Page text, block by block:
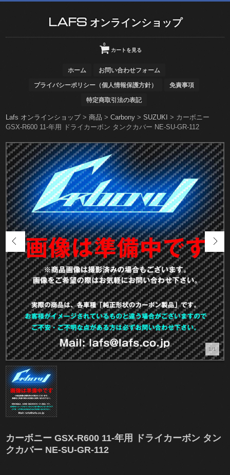
LAFS オンラインショップ
カートを見る
0
ホーム お問い合わせフォーム
プライバシーポリシー（個人情報保護方針） 免責事項
特定商取引法の表記
Lafs オンラインショップ>商品 >Carbony >SUZUKI > カーボニー
GSX-R600 11-年用 ドライカーボン タンクカバー NE-SU-GR-112
1/1
カーボニー GSX-R600 11-年用 ドライカーボン タン
クカバー NE-SU-GR-112